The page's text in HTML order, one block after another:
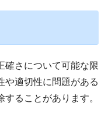
確さについて可能な限
や適切性に問題がある
ることがあります。